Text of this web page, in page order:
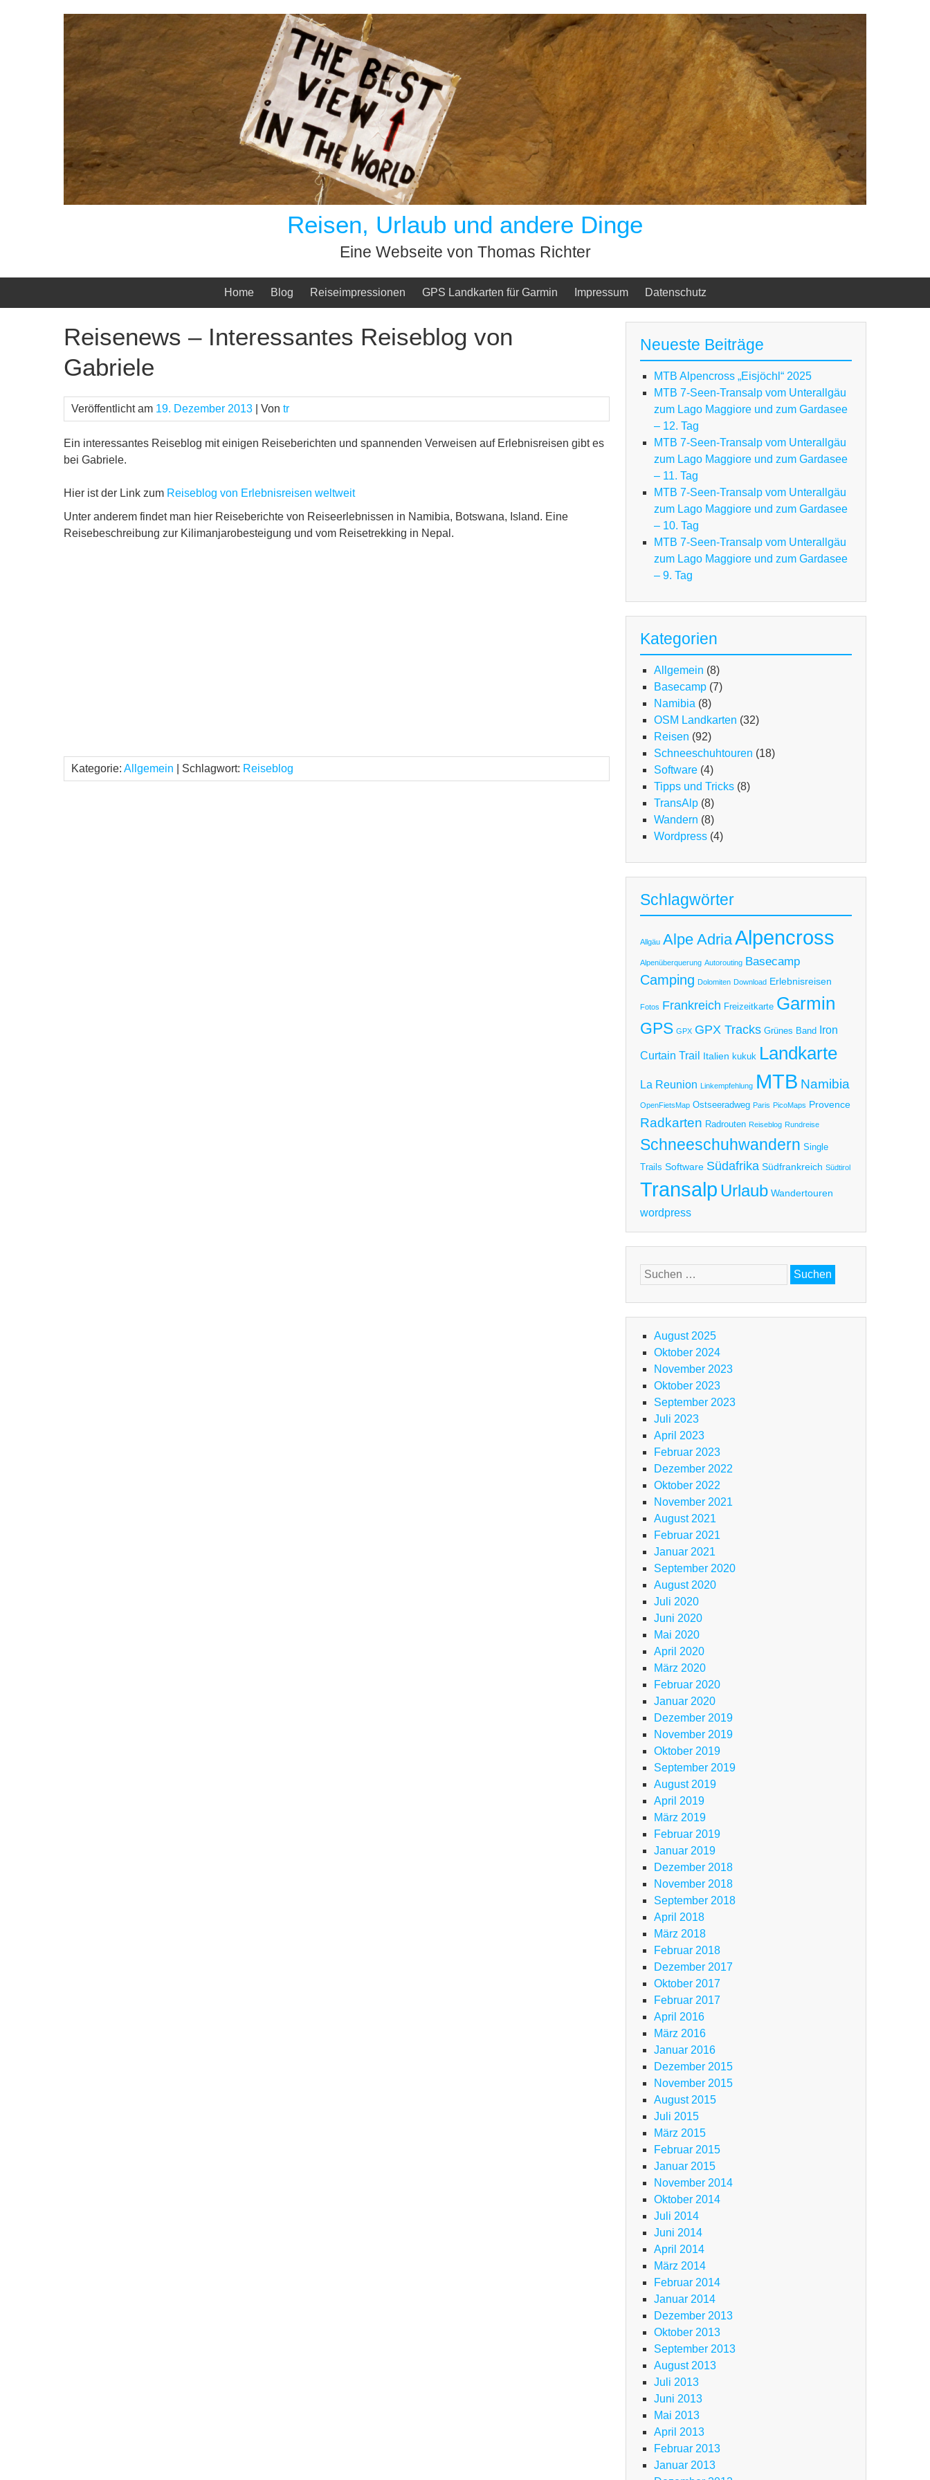
Reisen, Urlaub und andere Dinge
Eine Webseite von Thomas Richter
Home Blog Reiseimpressionen GPS Landkarten für Garmin Impressum Datenschutz
Reisenews – Interessantes Reiseblog von
Gabriele
Veröffentlicht am 19. Dezember 2013 | Von tr
Ein interessantes Reiseblog mit einigen Reiseberichten und spannenden Verweisen auf Erlebnisreisen gibt es
bei Gabriele.
Hier ist der Link zum Reiseblog von Erlebnisreisen weltweit
Unter anderem findet man hier Reiseberichte von Reiseerlebnissen in Namibia, Botswana, Island. Eine
Reisebeschreibung zur Kilimanjarobesteigung und vom Reisetrekking in Nepal.
Kategorie: Allgemein | Schlagwort: Reiseblog
Neueste Beiträge
MTB Alpencross „Eisjöchl“ 2025
MTB 7-Seen-Transalp vom Unterallgäu
zum Lago Maggiore und zum Gardasee
– 12. Tag
MTB 7-Seen-Transalp vom Unterallgäu
zum Lago Maggiore und zum Gardasee
– 11. Tag
MTB 7-Seen-Transalp vom Unterallgäu
zum Lago Maggiore und zum Gardasee
– 10. Tag
MTB 7-Seen-Transalp vom Unterallgäu
zum Lago Maggiore und zum Gardasee
– 9. Tag
Kategorien
Allgemein (8)
Basecamp (7)
Namibia (8)
OSM Landkarten (32)
Reisen (92)
Schneeschuhtouren (18)
Software (4)
Tipps und Tricks (8)
TransAlp (8)
Wandern (8)
Wordpress (4)
Schlagwörter
Allgäu Alpe AdriaAlpencross
Alpenüberquerung Autorouting Basecamp
Camping Dolomiten Download Erlebnisreisen
Fotos Frankreich Freizeitkarte Garmin
GPS GPX GPX Tracks Grünes Band Iron
Curtain Trail Italien kukuk Landkarte
La Reunion Linkempfehlung MTB Namibia
OpenFietsMap Ostseeradweg Paris PicoMaps Provence
Radkarten Radrouten Reiseblog Rundreise
Schneeschuhwandern Single
Trails Software Südafrika Südfrankreich Südtirol
Transalp Urlaub Wandertouren
wordpress
Suchen
nach:
August 2025
Oktober 2024
November 2023
Oktober 2023
September 2023
Juli 2023
April 2023
Februar 2023
Dezember 2022
Oktober 2022
November 2021
August 2021
Februar 2021
Januar 2021
September 2020
August 2020
Juli 2020
Juni 2020
Mai 2020
April 2020
März 2020
Februar 2020
Januar 2020
Dezember 2019
November 2019
Oktober 2019
September 2019
August 2019
April 2019
März 2019
Februar 2019
Januar 2019
Dezember 2018
November 2018
September 2018
April 2018
März 2018
Februar 2018
Dezember 2017
Oktober 2017
Februar 2017
April 2016
März 2016
Januar 2016
Dezember 2015
November 2015
August 2015
Juli 2015
März 2015
Februar 2015
Januar 2015
November 2014
Oktober 2014
Juli 2014
Juni 2014
April 2014
März 2014
Februar 2014
Januar 2014
Dezember 2013
Oktober 2013
September 2013
August 2013
Juli 2013
Juni 2013
Mai 2013
April 2013
Februar 2013
Januar 2013